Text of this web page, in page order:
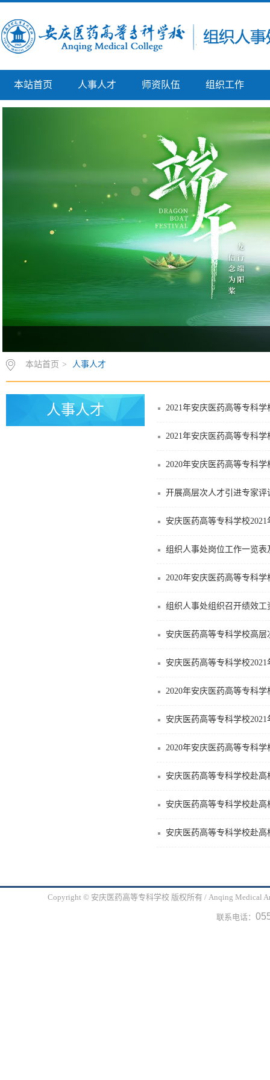
本站首页 人事人才 师资队伍 组织工作
本站首页 > 人事人才
人事人才
2021年安庆医药高等专科
2020年安庆医药高等专科
开展高层次人才引进专家评
安庆医药高等专科学校
组织人事处岗位工作一览
2020年安庆医药高等专科
组织人事处组织召开绩效
安庆医药高等专科学校高层
安庆医药高等专科学校
2020年安庆医药高等专科
安庆医药高等专科学校
2020年安庆医药高等专科
安庆医药高等专科学校赴
安庆医药高等专科学校赴
安庆医药高等专科学校赴
Copyright © 安庆医药高等专科学校 版权所有 / Anqing Medical
联系电话：